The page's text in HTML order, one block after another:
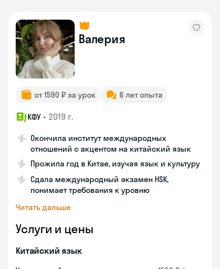
Валерия
от 1590 ₽ за урок 6 лет опыта
КФУ • 2019 г.
Окончила институт международных
отношений с акцентом на китайский язык
Прожила год в Китае, изучая язык и культуру
Сдала международный экзамен HSK,
понимает требования к уровню
Читать дальше
Услуги и цены
Китайский язык